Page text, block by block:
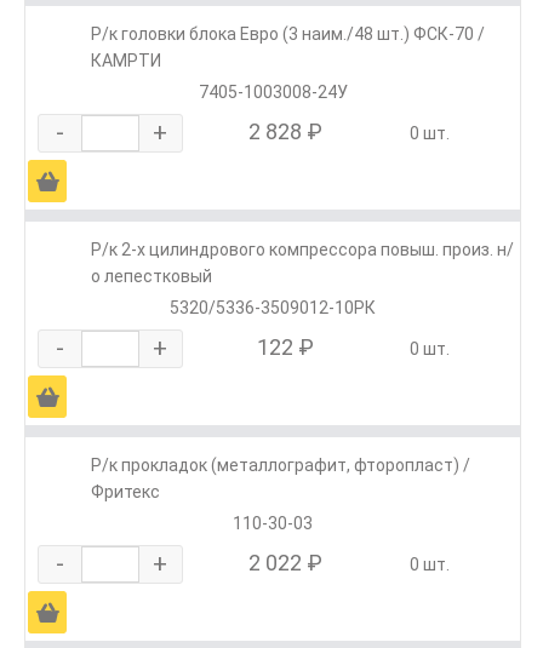
Р/к головки блока Евро (3 наим./48 шт.) ФСК-70 /
КАМРТИ
7405-1003008-24У
- + 2 828 ₽ 0 шт.
Ä
Р/к 2-х цилиндрового компрессора повыш. произ. н/
о лепестковый
5320/5336-3509012-10РК
- + 122 ₽ 0 шт.
Ä
Р/к прокладок (металлографит, фторопласт) /
Фритекс
110-30-03
- + 2 022 ₽ 0 шт.
Ä